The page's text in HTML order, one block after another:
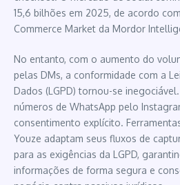
15,6 bilhões em 2025, de acordo
Commerce Market da Mordor
No entanto, com o aumento do
pelas DMs, a conformidade com a
Dados (LGPD) tornou-se
números de WhatsApp pelo
consentimento explícito.
Youze adaptam seus fluxos de
para as exigências da LGPD,
informações de forma segura e